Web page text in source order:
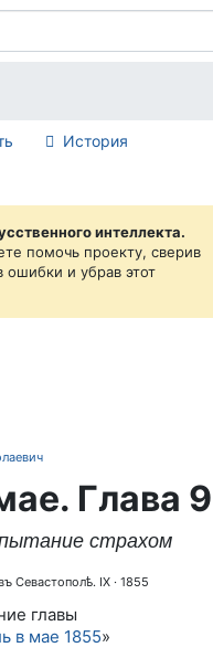
История
интеллекта.
помочь проекту, сверив
ошибки и убрав этот
Глава 9
страхом
Севастополѣ. IX · 1855
главы
в мае 1855»